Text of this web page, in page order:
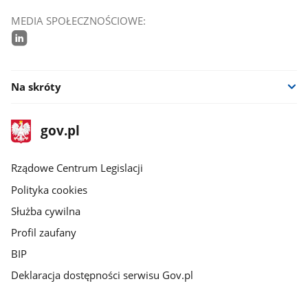
MEDIA SPOŁECZNOŚCIOWE:
Na skróty
stopka
gov.plStrona
gov.pl
Rządowe Centrum Legislacji
Polityka cookies
Służba cywilna
Profil zaufany
BIP
Deklaracja dostępności serwisu Gov.pl